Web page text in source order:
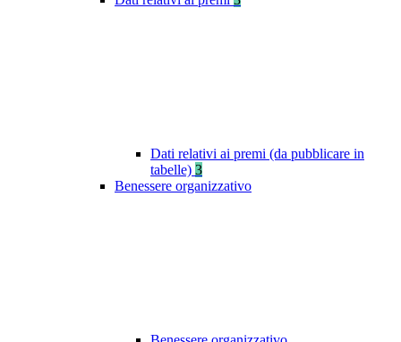
Dati relativi ai premi (da pubblicare in
tabelle) 3
Benessere organizzativo